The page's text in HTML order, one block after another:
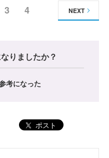
3 4 NEXT
りましたか？
考になった
ポスト